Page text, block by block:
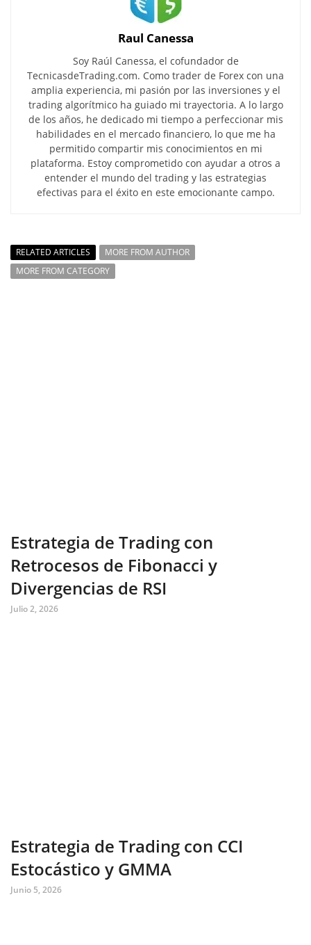
Raul Canessa
Soy Raúl Canessa, el cofundador de
TecnicasdeTrading.com. Como trader de Forex con una
amplia experiencia, mi pasión por las inversiones y el
trading algorítmico ha guiado mi trayectoria. A lo largo
de los años, he dedicado mi tiempo a perfeccionar mis
habilidades en el mercado financiero, lo que me ha
permitido compartir mis conocimientos en mi
plataforma. Estoy comprometido con ayudar a otros a
entender el mundo del trading y las estrategias
efectivas para el éxito en este emocionante campo.
RELATED ARTICLES
MORE FROM AUTHOR
MORE FROM CATEGORY
Estrategia de Trading con
Retrocesos de Fibonacci y
Divergencias de RSI
Julio 2, 2026
Estrategia de Trading con CCI
Estocástico y GMMA
Junio 5, 2026